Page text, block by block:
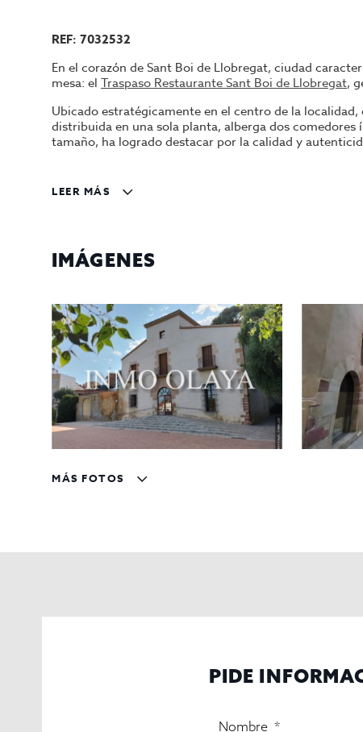
REF: 7032532
En el corazón de Sant Boi de Llobregat, ciudad
mesa: el Traspaso Restaurante Sant Boi de Llobregat,
Ubicado estratégicamente en el centro de la
distribuida en una sola planta, alberga dos
tamaño, ha logrado destacar por la calidad y
terraza exterior. Imagina las noches cálidas bajo las
atrayendo a nuevos visitantes deseosos de probar la
Ya sea que seas un emprendedor buscando tu
El traspaso está valorado en 127.000 € con un
precio.
Si estás listo para embarcarte en este viaje culinario
lo que este Traspaso de Restaurante en Sant Boi de
LEER MÁS
IMÁGENES
MÁS FOTOS
PIDE